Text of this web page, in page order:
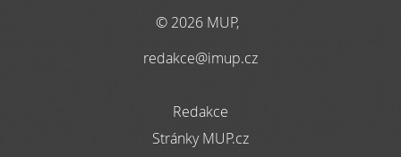
© 2026 MUP,
redakce@imup.cz
Redakce
Stránky MUP.cz